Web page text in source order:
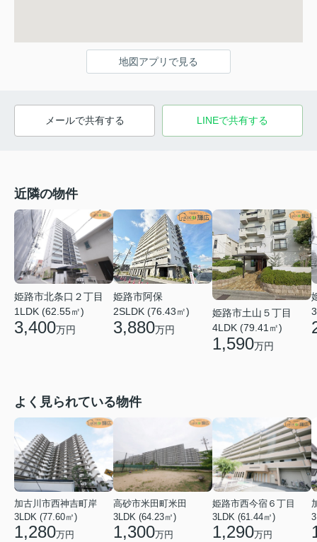
地図アプリで見る
メールで共有する LINEで共有する
近隣の物件
姫路市北条口２丁目
1LDK (62.55㎡)
3,400万円
姫路市阿保
2SLDK (76.43㎡)
3,880万円
姫路市土山５丁目
4LDK (79.41㎡)
1,590万円
よく見られている物件
加古川市西神吉町岸
3LDK (77.60㎡)
1,280万円
高砂市米田町米田
3LDK (64.23㎡)
1,300万円
姫路市西今宿６丁目
3LDK (61.44㎡)
1,290万円